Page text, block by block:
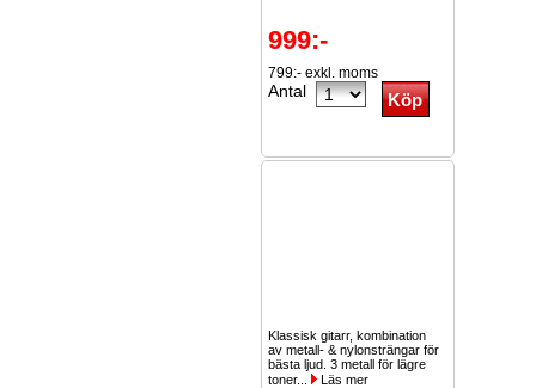
999:-
799:- exkl. moms
Antal
Klassisk gitarr, kombination
av metall- & nylonsträngar för
bästa ljud. 3 metall för lägre
toner...
Läs mer